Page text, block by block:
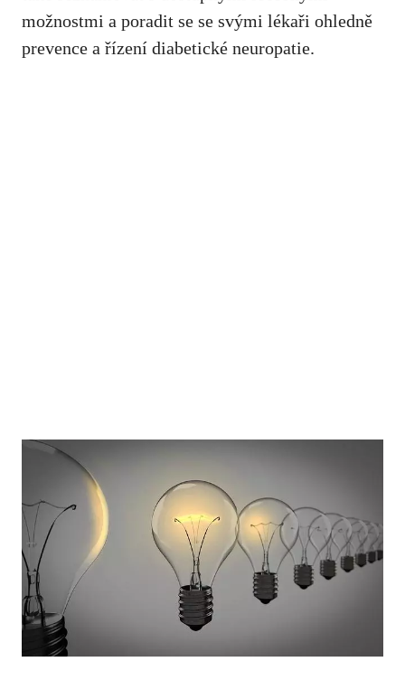
možnostmi a poradit se se svými lékaři ohledně
prevence⁣ a řízení diabetické‍ neuropatie.